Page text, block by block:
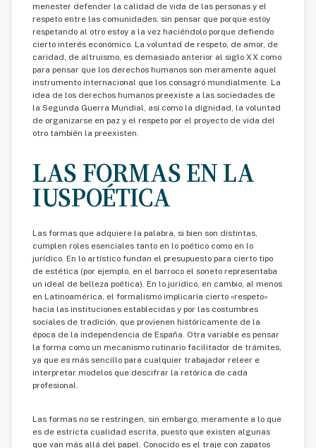
menester defender la calidad de vida de las personas y el
respeto entre las comunidades, sin pensar que porque estoy
respetando al otro estoy a la vez haciéndolo porque defiendo
cierto interés económico. La voluntad de respeto, de amor, de
caridad, de altruismo, es demasiado anterior al siglo XX como
para pensar que los derechos humanos son meramente aquel
instrumento internacional que los consagró mundialmente. La
idea de los derechos humanos preexiste a las sociedades de
la Segunda Guerra Mundial, así como la dignidad, la voluntad
de organizarse en paz y el respeto por el proyecto de vida del
otro también la preexisten.
LAS FORMAS EN LA
IUSPOÉTICA
Las formas que adquiere la palabra, si bien son distintas,
cumplen roles esenciales tanto en lo poético como en lo
jurídico. En lo artístico fundan el presupuesto para cierto tipo
de estética (por ejemplo, en el barroco el soneto representaba
un ideal de belleza poética). En lo jurídico, en cambio, al menos
en Latinoamérica, el formalismo implicaría cierto «respeto»
hacia las instituciones establecidas y por las costumbres
sociales de tradición, que provienen históricamente de la
época de la independencia de España. Otra variable es pensar
la forma como un mecanismo rutinario facilitador de trámites,
ya que es más sencillo para cualquier trabajador releer e
interpretar modelos que descifrar la retórica de cada
profesional.
Las formas no se restringen, sin embargo, meramente a lo que
es de estricta cualidad escrita, puesto que existen algunas
que van más allá del papel. Conocido es el traje con zapatos